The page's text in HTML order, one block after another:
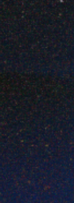
miles de temas se
por lo que lograr
estrategia,
para captar
mostramos cómo
utilizando redes
digitales y
aumentar tu
independiente.
estratégica Las
herramientas